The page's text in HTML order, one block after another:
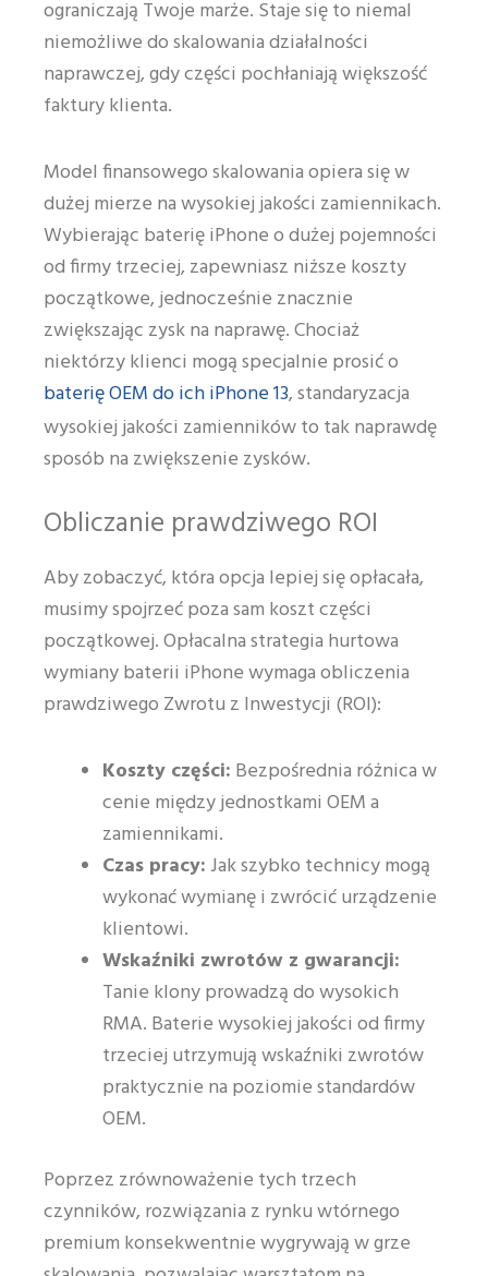
ograniczają Twoje marże. Staje się to niemal
niemożliwe do skalowania działalności
naprawczej, gdy części pochłaniają większość
faktury klienta.
Model finansowego skalowania opiera się w
dużej mierze na wysokiej jakości zamiennikach.
Wybierając baterię iPhone o dużej pojemności
od firmy trzeciej, zapewniasz niższe koszty
początkowe, jednocześnie znacznie
zwiększając zysk na naprawę. Chociaż
niektórzy klienci mogą specjalnie prosić o
baterię OEM do ich iPhone 13, standaryzacja
wysokiej jakości zamienników to tak naprawdę
sposób na zwiększenie zysków.
Obliczanie prawdziwego ROI
Aby zobaczyć, która opcja lepiej się opłacała,
musimy spojrzeć poza sam koszt części
początkowej. Opłacalna strategia hurtowa
wymiany baterii iPhone wymaga obliczenia
prawdziwego Zwrotu z Inwestycji (ROI):
Koszty części: Bezpośrednia różnica w
cenie między jednostkami OEM a
zamiennikami.
Czas pracy:Jak szybko technicy mogą
wykonać wymianę i zwrócić urządzenie
klientowi.
Wskaźniki zwrotów z gwarancji:
Tanie klony prowadzą do wysokich
RMA. Baterie wysokiej jakości od firmy
trzeciej utrzymują wskaźniki zwrotów
praktycznie na poziomie standardów
OEM.
Poprzez zrównoważenie tych trzech
czynników, rozwiązania z rynku wtórnego
premium konsekwentnie wygrywają w grze